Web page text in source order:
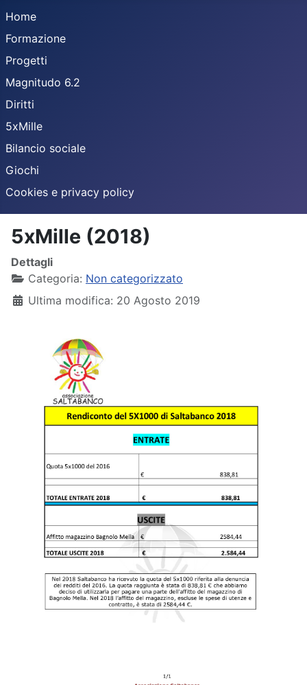
Home
Formazione
Progetti
Magnitudo 6.2
Diritti
5xMille
Bilancio sociale
Giochi
Cookies e privacy policy
5xMille (2018)
Dettagli
Categoria: Non categorizzato
Ultima modifica: 20 Agosto 2019